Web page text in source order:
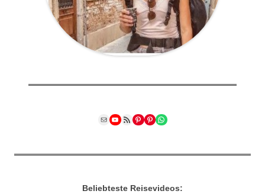
MailYouTube
RSS FeedPinterest
Pinterest
WhatsApp
Beliebteste Reisevideos: